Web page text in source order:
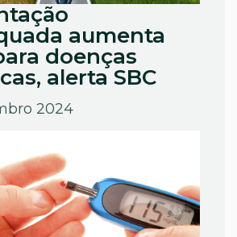
aumenta
doenças
alerta SBC
2024